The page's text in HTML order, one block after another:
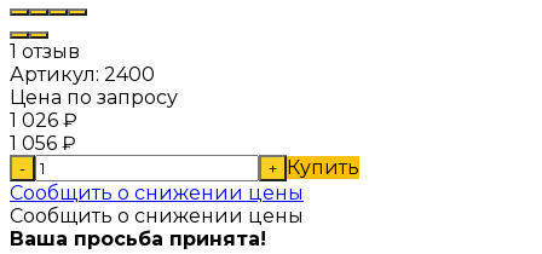
1 отзыв
Артикул: 2400
Цена по запросу
1 026 ₽
1 056 ₽
- + Купить
Сообщить о снижении цены
Сообщить о снижении цены
Ваша просьба принята!